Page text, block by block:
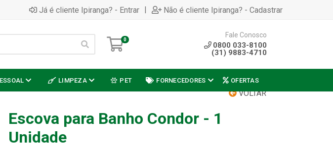
Já é cliente Ipiranga? - Entrar | Não é cliente Ipiranga? - Cadastrar
0
Fale Conosco
0800 033-8100
(31) 9883-4710
LIMPEZA PET FORNECEDORES OFERTAS
VOLTAR
Escova para Banho Condor - 1
Unidade